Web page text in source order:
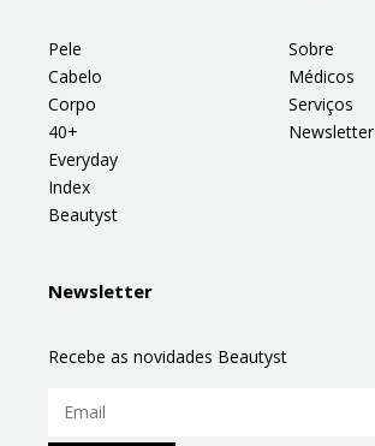
Pele
Cabelo
Corpo
40+
Everyday
Index
Beautyst
Sobre
Médicos
Serviços
Newsletter
Newsletter
Recebe as novidades Beautyst